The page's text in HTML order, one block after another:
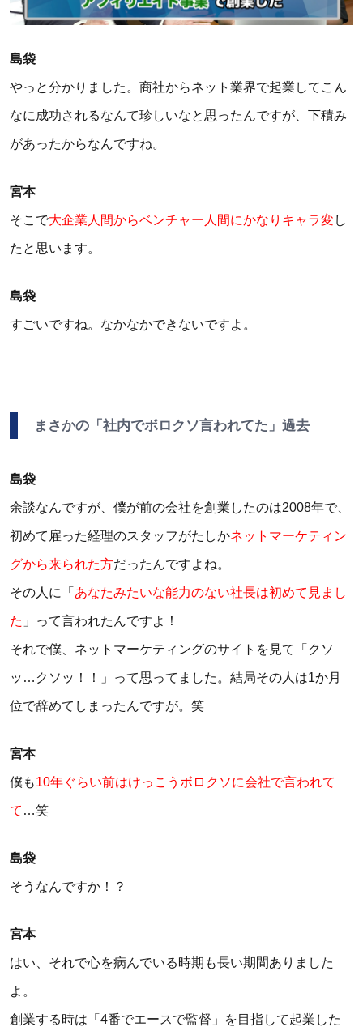
島袋
やっと分かりました。商社からネット業界で起業してこん
なに成功されるなんて珍しいなと思ったんですが、下積み
があったからなんですね。
宮本
そこで大企業人間からベンチャー人間にかなりキャラ変し
たと思います。
島袋
すごいですね。なかなかできないですよ。
まさかの「社内でボロクソ言われてた」過去
島袋
余談なんですが、僕が前の会社を創業したのは2008年で、
初めて雇った経理のスタッフがたしかネットマーケティン
グから来られた方だったんですよね。
その人に「 あなたみたいな能力のない社長は初めて見まし
た 」って言われたんですよ！
それで僕、ネットマーケティングのサイトを見て「クソ
ッ…クソッ！！」って思ってました。結局その人は1か月
位で辞めてしまったんですが。笑
宮本
僕も10年ぐらい前はけっこうボロクソに会社で言われて
て …笑
島袋
そうなんですか！？
宮本
はい、それで心を病んでいる時期も長い期間ありました
よ。
創業する時は「4番でエースで監督」を目指して起業した